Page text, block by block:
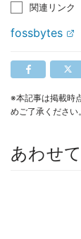
関連リンク
fossbytes
※本記事は掲載時
めご了承ください。
あわせ